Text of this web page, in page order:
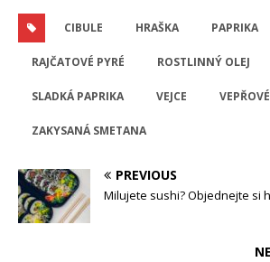
CIBULE HRAŠKA PAPRIKA
RAJČATOVÉ PYRÉ ROSTLINNÝ OLEJ
SLADKÁ PAPRIKA VEJCE
ZAKYSANÁ SMETANA
PREVIOUS
Milujete sushi? Objednejte si